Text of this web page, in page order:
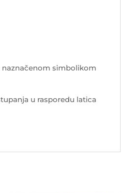
naznačenom simbolikom
u rasporedu latica